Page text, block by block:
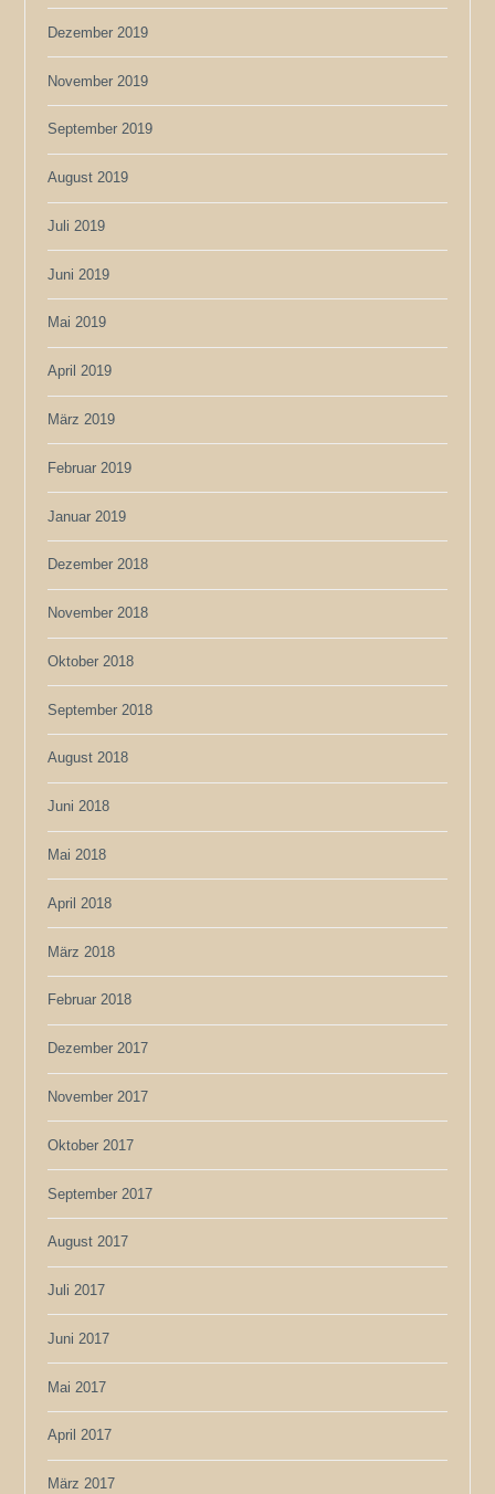
Dezember 2019
November 2019
September 2019
August 2019
Juli 2019
Juni 2019
Mai 2019
April 2019
März 2019
Februar 2019
Januar 2019
Dezember 2018
November 2018
Oktober 2018
September 2018
August 2018
Juni 2018
Mai 2018
April 2018
März 2018
Februar 2018
Dezember 2017
November 2017
Oktober 2017
September 2017
August 2017
Juli 2017
Juni 2017
Mai 2017
April 2017
März 2017